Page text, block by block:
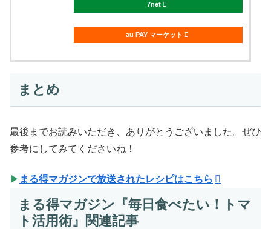
7net
au PAY マーケット
まとめ
最後までお読みいただき、ありがとうございました。ぜひ
参考にしてみてくださいね！
▶ まる得マガジンで放送されたレシピはこちら
まる得マガジン『毎日食べたい！トマ
ト活用術』関連記事